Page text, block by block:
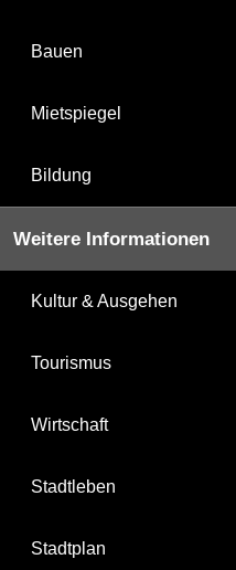
Bauen
Mietspiegel
Bildung
Weitere Informationen
Kultur & Ausgehen
Tourismus
Wirtschaft
Stadtleben
Stadtplan